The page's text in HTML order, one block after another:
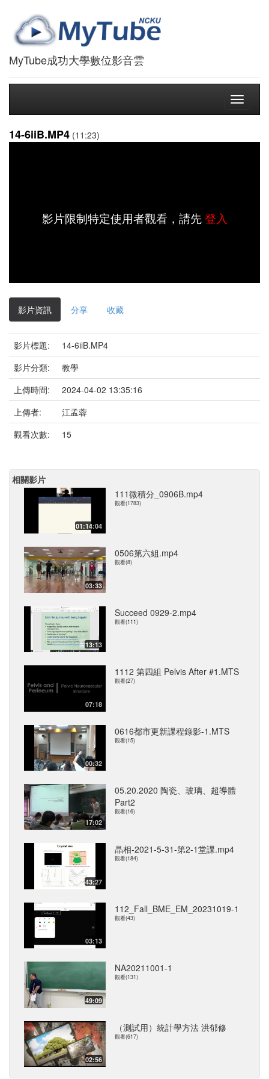
MyTube成功大學數位影音雲
Toggle
14-6iiB.MP4 (11:23)
影片限制特定使用者觀看，請先登入
影片資訊 分享 收藏
影片標題:
14-6iiB.MP4
影片分類:
教學
上傳時間:
2024-04-02 13:35:16
上傳者:
江孟蓉
觀看次數:
15
相關影片
01:14:04
111微積分_0906B.mp4
觀看(1783)
03:33
0506第六組.mp4
觀看(8)
13:13
Succeed 0929-2.mp4
觀看(111)
07:18
1112 第四組 Pelvis After #1.MTS
觀看(27)
00:32
0616都市更新課程錄影-1.MTS
觀看(15)
17:02
05.20.2020 陶瓷、玻璃、超導體
Part2
觀看(16)
43:27
晶相-2021-5-31-第2-1堂課.mp4
觀看(184)
03:13
112_Fall_BME_EM_20231019-1
觀看(43)
49:09
NA20211001-1
觀看(131)
02:56
（測試用）統計學方法 洪郁修
觀看(617)